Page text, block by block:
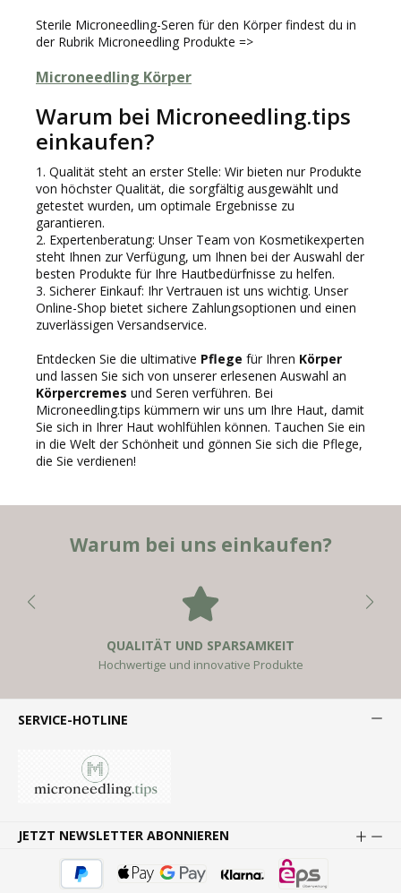
Sterile Microneedling-Seren für den Körper findest du in
der Rubrik Microneedling Produkte =>
Microneedling Körper
Warum bei Microneedling.tips
einkaufen?
1. Qualität steht an erster Stelle: Wir bieten nur Produkte
von höchster Qualität, die sorgfältig ausgewählt und
getestet wurden, um optimale Ergebnisse zu
garantieren.
2. Expertenberatung: Unser Team von Kosmetikexperten
steht Ihnen zur Verfügung, um Ihnen bei der Auswahl der
besten Produkte für Ihre Hautbedürfnisse zu helfen.
3. Sicherer Einkauf: Ihr Vertrauen ist uns wichtig. Unser
Online-Shop bietet sichere Zahlungsoptionen und einen
zuverlässigen Versandservice.
Entdecken Sie die ultimative Pflege für Ihren Körper
und lassen Sie sich von unserer erlesenen Auswahl an
Körpercremes und Seren verführen. Bei
Microneedling.tips kümmern wir uns um Ihre Haut, damit
Sie sich in Ihrer Haut wohlfühlen können. Tauchen Sie ein
in die Welt der Schönheit und gönnen Sie sich die Pflege,
die Sie verdienen!
Warum bei uns einkaufen?
QUALITÄT UND SPARSAMKEIT
Hochwertige und innovative Produkte
SERVICE-HOTLINE
JETZT NEWSLETTER ABONNIEREN